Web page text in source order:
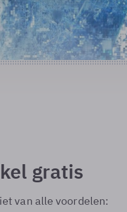
gratis
van alle voordelen: